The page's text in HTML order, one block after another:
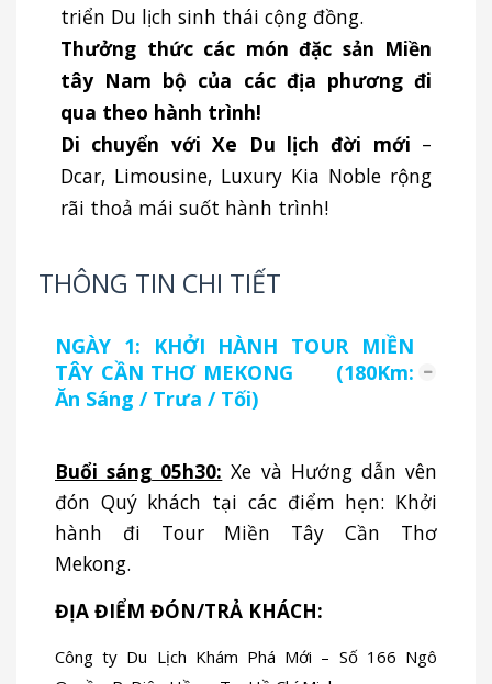
triển Du lịch sinh thái cộng đồng.
Thưởng thức các món đặc sản Miền
tây Nam bộ của các địa phương đi
qua theo hành trình!
Di chuyển với Xe Du lịch đời mới –
Dcar, Limousine, Luxury Kia Noble rộng
rãi thoả mái suốt hành trình!
THÔNG TIN CHI TIẾT
NGÀY 1: KHỞI HÀNH TOUR MIỀN
TÂY CẦN THƠ MEKONG (180Km:
Ăn Sáng / Trưa / Tối)
Buổi sáng 05h30: Xe và Hướng dẫn vên
đón Quý khách tại các điểm hẹn: Khởi
hành đi Tour Miền Tây Cần Thơ
Mekong.
ĐỊA ĐIỂM ĐÓN/TRẢ KHÁCH:
Công ty Du Lịch Khám Phá Mới – Số 166 Ngô